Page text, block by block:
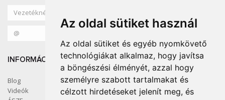
Az oldal sütiket használ
Az oldal sütiket és egyéb nyomkövető
technológiákat alkalmaz, hogy javítsa
a böngészési élményét, azzal hogy
személyre szabott tartalmakat és
célzott hirdetéseket jelenít meg, és
INFORMÁCIÓ
Blog
Videók
KÖZÖSSÉGI MÉDIA